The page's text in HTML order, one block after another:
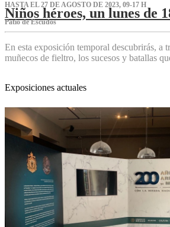
HASTA EL 27 DE AGOSTO DE 2023, 09-17 H
Niños héroes, un lunes de
Patio de Escudos
En esta exposición temporal descubrirás, a
muñecos de fieltro, los sucesos y batallas
Exposiciones actuales